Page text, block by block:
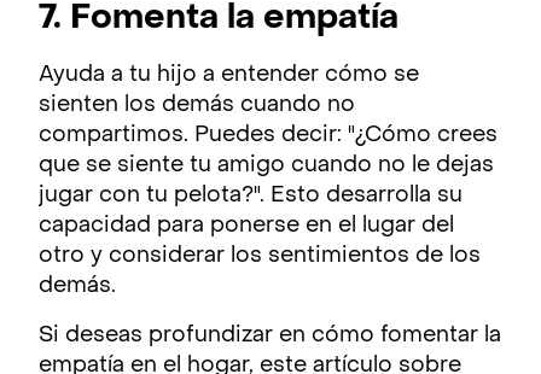
7. Fomenta la empatía
Ayuda a tu hijo a entender cómo se
sienten los demás cuando no
compartimos. Puedes decir: "¿Cómo crees
que se siente tu amigo cuando no le dejas
jugar con tu pelota?". Esto desarrolla su
capacidad para ponerse en el lugar del
otro y considerar los sentimientos de los
demás.
Si deseas profundizar en cómo fomentar la
empatía en el hogar, este artículo sobre